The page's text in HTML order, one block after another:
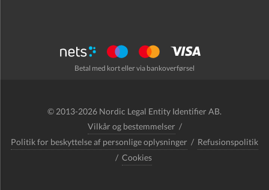
Betal med kort eller via bankoverførsel
© 2013-2026 Nordic Legal Entity Identifier AB.
Vilkår og bestemmelser /
Politik for beskyttelse af personlige oplysninger / Refusionspolitik
/ Cookies